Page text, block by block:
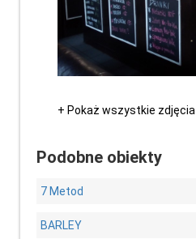
+ Pokaż wszystkie zdjęcia
Podobne obiekty
7 Metod
BARLEY